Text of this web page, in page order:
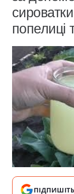
попелиці